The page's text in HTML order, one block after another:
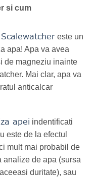
si cum
este un
apa! Apa va avea
de magneziu inainte
Mai clar, apa va
anticalcar
apei indentificati
este de la efectul
mult mai probabil de
analize de apa (sursa
duritate), sau